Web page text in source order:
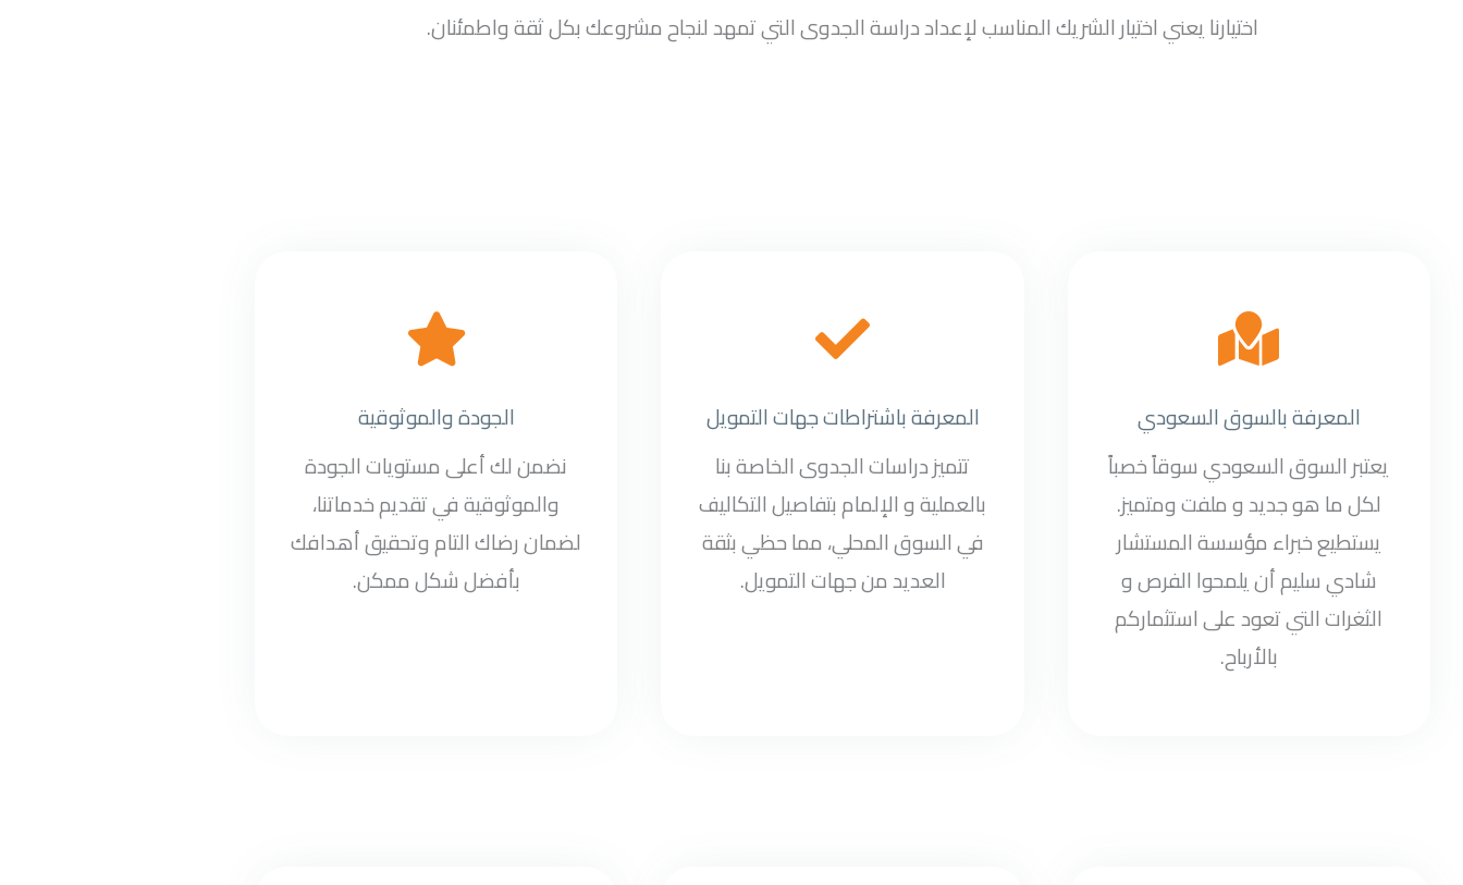
اختيارنا يعني اختيار الشريك المناسب لإعداد دراسة الجدوى التي تمهد لنجاح مشروعك بكل ثقة واطمئنان.
المعرفة بالسوق السعودي
يعتبر السوق السعودي سوقاً خصباً
لكل ما هو جديد و ملفت ومتميز.
يستطيع خبراء مؤسسة المستشار
شادي سليم أن يلمحوا الفرص و
الثغرات التي تعود على استثماركم
بالأرباح.
المعرفة باشتراطات جهات التمويل
تتميز دراسات الجدوى الخاصة بنا
بالعملية و الإلمام بتفاصيل التكاليف
في السوق المحلي، مما حظي بثقة
العديد من جهات التمويل.
الجودة والموثوقية
نضمن لك أعلى مستويات الجودة
والموثوقية في تقديم خدماتنا،
لضمان رضاك التام وتحقيق أهدافك
بأفضل شكل ممكن.